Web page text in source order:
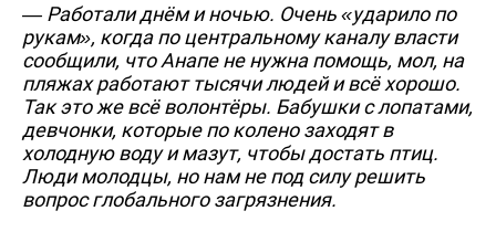
— Работали днём и ночью. Очень «ударило по
рукам», когда по центральному каналу власти
сообщили, что Анапе не нужна помощь, мол, на
пляжах работают тысячи людей и всё хорошо.
Так это же всё волонтёры. Бабушки с лопатами,
девчонки, которые по колено заходят в
холодную воду и мазут, чтобы достать птиц.
Люди молодцы, но нам не под силу решить
вопрос глобального загрязнения.